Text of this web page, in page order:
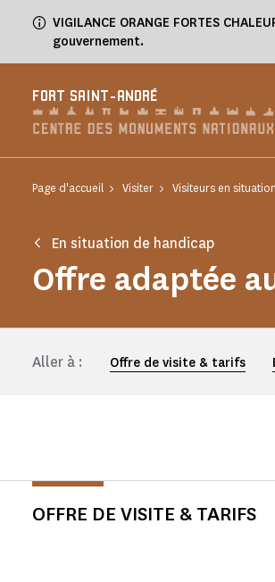
VIGILANCE ORANGE FORTES
gouvernement.
FORT SAINT-ANDRÉ
Page d'accueil Visiter Visiteurs en
En situation de handicap
Offre adaptée
Aller à : Offre de visite & tarifs
OFFRE DE VISITE & TARIFS